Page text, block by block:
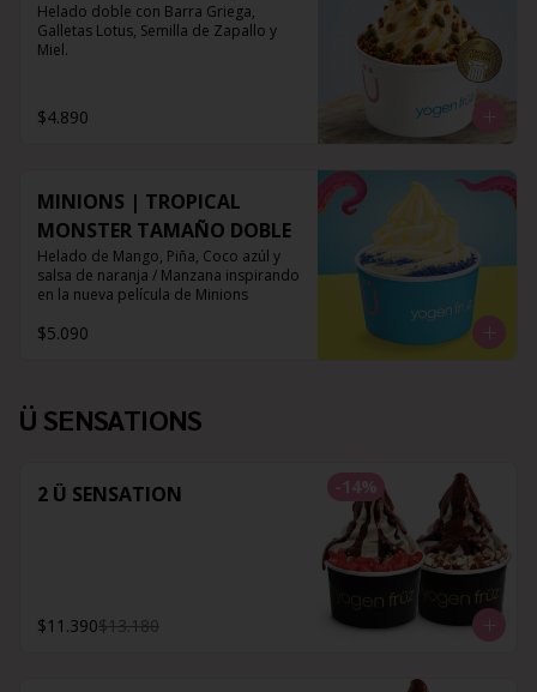
Helado doble con Barra Griega,
Galletas Lotus, Semilla de Zapallo y
Miel.
$4.890
MINIONS | TROPICAL
MONSTER TAMAÑO DOBLE
Helado de Mango, Piña, Coco azúl y
salsa de naranja / Manzana inspirando
en la nueva película de Minions
$5.090
Ü SENSATIONS
-14%
2 Ü SENSATION
$11.390$13.180